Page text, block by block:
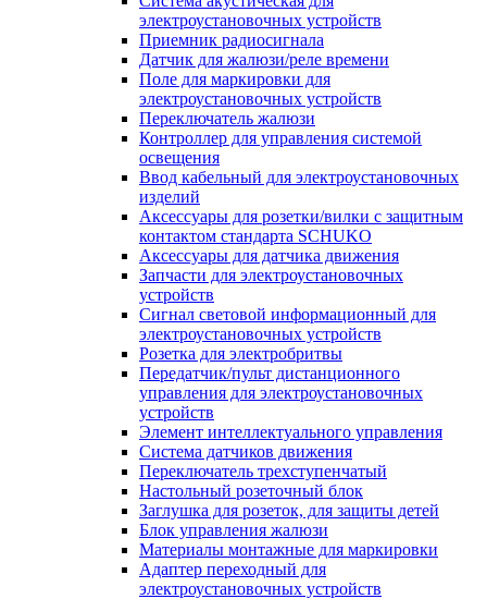
электроустановочных устройств
Приемник радиосигнала
Датчик для жалюзи/реле времени
Поле для маркировки для
электроустановочных устройств
Переключатель жалюзи
Контроллер для управления системой
освещения
Ввод кабельный для электроустановочных
изделий
Аксессуары для розетки/вилки с защитным
контактом стандарта SCHUKO
Аксессуары для датчика движения
Запчасти для электроустановочных
устройств
Сигнал световой информационный для
электроустановочных устройств
Розетка для электробритвы
Передатчик/пульт дистанционного
управления для электроустановочных
устройств
Элемент интеллектуального управления
Система датчиков движения
Переключатель трехступенчатый
Настольный розеточный блок
Заглушка для розеток, для защиты детей
Блок управления жалюзи
Материалы монтажные для маркировки
Адаптер переходный для
электроустановочных устройств